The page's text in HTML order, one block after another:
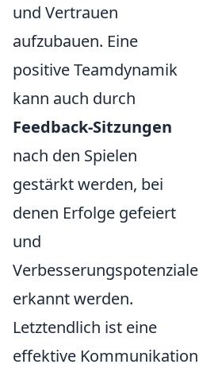
und Vertrauen
aufzubauen. Eine
positive Teamdynamik
kann auch durch
Feedback-Sitzungen
nach den Spielen
gestärkt werden, bei
denen Erfolge gefeiert
und
Verbesserungspotenziale
erkannt werden.
Letztendlich ist eine
effektive Kommunikation